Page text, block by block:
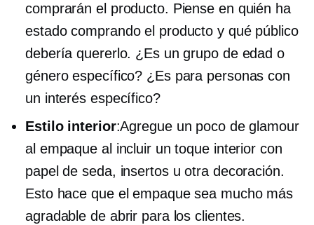
comprarán el producto. Piense en quién ha
estado comprando el producto y qué público
debería quererlo. ¿Es un grupo de edad o
género específico? ¿Es para personas con
un interés específico?
Estilo interior:Agregue un poco de glamour
al empaque al incluir un toque interior con
papel de seda, insertos u otra decoración.
Esto hace que el empaque sea mucho más
agradable de abrir para los clientes.